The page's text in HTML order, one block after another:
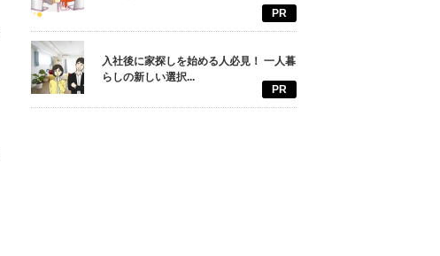
PR
入社後に家探しを始める人必見！ 一人暮
らしの新しい選択...
PR